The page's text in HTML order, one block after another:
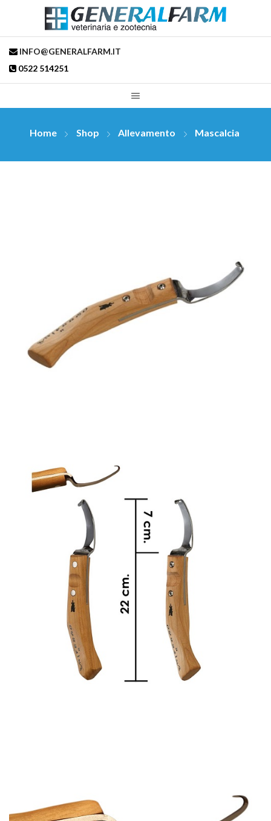
INFO@GENERALFARM.IT
0522 514251
Home Shop Allevamento Mascalcia